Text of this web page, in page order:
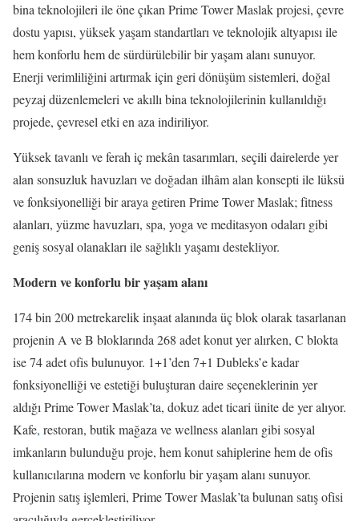
bina teknolojileri ile öne çıkan Prime Tower Maslak projesi, çevre
dostu yapısı, yüksek yaşam standartları ve teknolojik altyapısı ile
hem konforlu hem de sürdürülebilir bir yaşam alanı sunuyor.
Enerji verimliliğini artırmak için geri dönüşüm sistemleri, doğal
peyzaj düzenlemeleri ve akıllı bina teknolojilerinin kullanıldığı
projede, çevresel etki en aza indiriliyor.
Yüksek tavanlı ve ferah iç mekân tasarımları, seçili dairelerde yer
alan sonsuzluk havuzları ve doğadan ilhâm alan konsepti ile lüksü
ve fonksiyonelliği bir araya getiren Prime Tower Maslak; fitness
alanları, yüzme havuzları, spa, yoga ve meditasyon odaları gibi
geniş sosyal olanakları ile sağlıklı yaşamı destekliyor.
Modern ve konforlu bir yaşam alanı
174 bin 200 metrekarelik inşaat alanında üç blok olarak tasarlanan
projenin A ve B bloklarında 268 adet konut yer alırken, C blokta
ise 74 adet ofis bulunuyor. 1+1’den 7+1 Dubleks’e kadar
fonksiyonelliği ve estetiği buluşturan daire seçeneklerinin yer
aldığı Prime Tower Maslak’ta, dokuz adet ticari ünite de yer alıyor.
Kafe, restoran, butik mağaza ve wellness alanları gibi sosyal
imkanların bulunduğu proje, hem konut sahiplerine hem de ofis
kullanıcılarına modern ve konforlu bir yaşam alanı sunuyor.
Projenin satış işlemleri, Prime Tower Maslak’ta bulunan satış ofisi